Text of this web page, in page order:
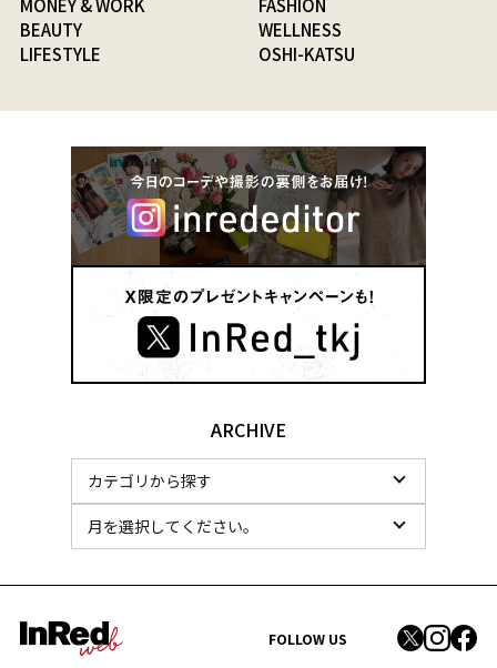
MONEY & WORK
FASHION
BEAUTY
WELLNESS
LIFESTYLE
OSHI-KATSU
ARCHIVE
FOLLOW US